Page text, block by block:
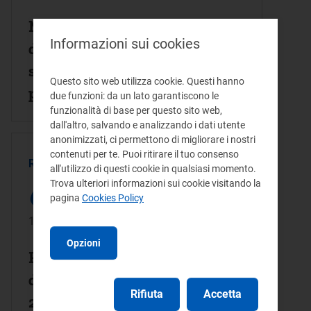
Modalita' per l'utilizzazione
delle risorse del Fondo per il
sostegno delle famiglie delle
persone con malattia grave
che utilizzano l'energia
elettrica per apparecchiature
mediche necessarie al
mantenimento in vita.
REGOLAMENTO - (PUBBLICATO)
19/12/2022
Regolamento (UE) 2022/2576
del Consiglio del 19 dicembre
2022 che promuove la
Informazioni sui cookies
Questo sito web utilizza cookie. Questi hanno
due funzioni: da un lato garantiscono le
funzionalità di base per questo sito web,
dall'altro, salvando e analizzando i dati utente
anonimizzati, ci permettono di migliorare i nostri
contenuti per te. Puoi ritirare il tuo consenso
all'utilizzo di questi cookie in qualsiasi momento.
Trova ulteriori informazioni sui cookie visitando la
pagina Cookies Policy
Opzioni
Rifiuta Accetta